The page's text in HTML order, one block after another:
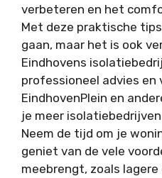
verbeteren en het
Met deze praktische
gaan, maar het is ook
Eindhovens
professioneel advies en
EindhovenPlein en
je meer
Neem de tijd om je
geniet van de vele
meebrengt, zoals